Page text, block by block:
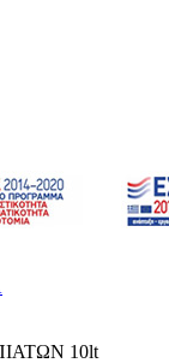
10lt